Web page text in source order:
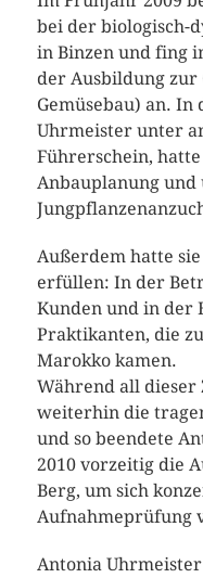
bei der biologisch-
in Binzen und fing
der Ausbildung
Gemüsebau) an.
Uhrmeister unter
Führerschein,
Anbauplanung
Außerdem hatte
erfüllen: In der
Kunden und in der
Praktikanten, die
Marokko kamen.
Während all dieser
weiterhin die
und so beendete
2010 vorzeitig die
Berg, um sich
Aufnahmeprüfung
Antonia